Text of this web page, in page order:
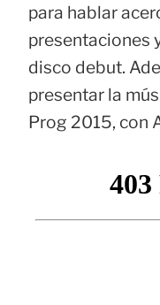
para hablar
presentaciones
disco debut.
presentar la
Prog 2015, con